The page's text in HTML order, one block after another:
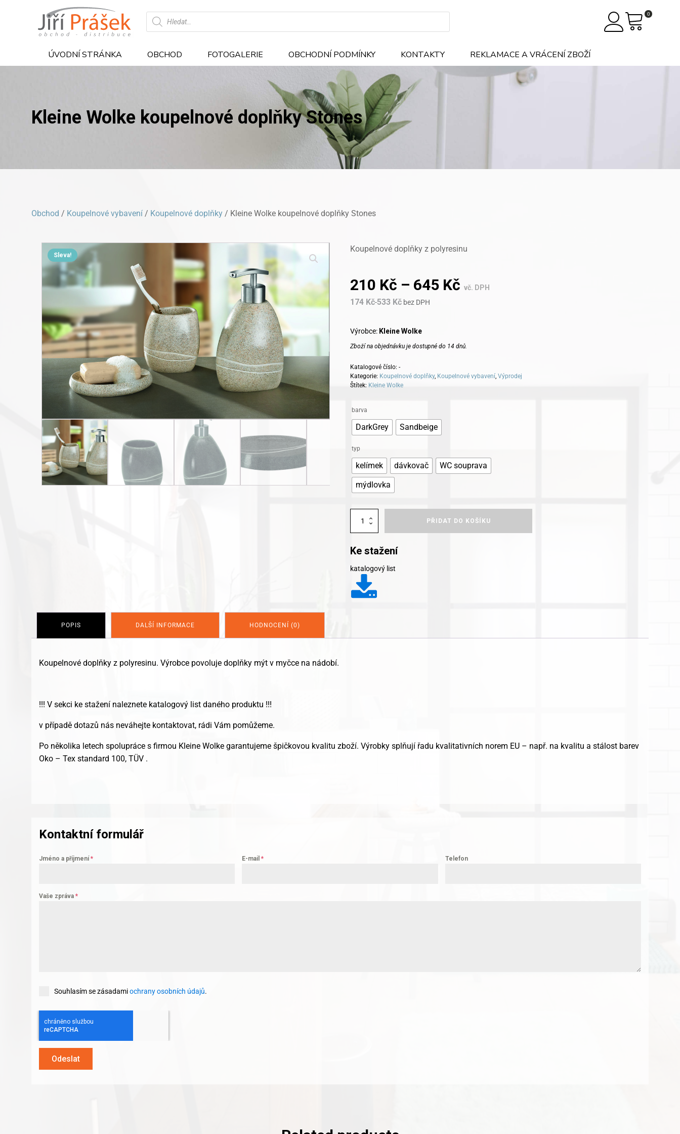
Products
search
0
ÚVODNÍ STRÁNKA OBCHOD FOTOGALERIE OBCHODNÍ PODMÍNKY KONTAKTY REKLAMACE A VRÁCENÍ ZBOŽÍ
Kleine Wolke koupelnové doplňky Stones
Obchod / Koupelnové vybavení / Koupelnové doplňky / Kleine Wolke koupelnové doplňky Stones
Sleva!
Koupelnové doplňky z polyresinu
210 Kč – 645 Kč vč. DPH
174 Kč-533 Kč bez DPH
Výrobce: Kleine Wolke
Zboží na objednávku je dostupné do 14 dnů.
Katalogové číslo: -
Kategorie: Koupelnové doplňky, Koupelnové vybavení, Výprodej
Štítek: Kleine Wolke
barva
DarkGrey Sandbeige
typ
kelímek dávkovač
WC souprava
mýdlovka
Kleine
Stones
PŘIDAT DO KOŠÍKU
Ke stažení
katalogový list
POPIS DALŠÍ INFORMACE HODNOCENÍ (0)
Koupelnové doplňky z polyresinu. Výrobce povoluje doplňky mýt v myčce na nádobí.
!!! V sekci ke stažení naleznete katalogový list daného produktu !!!
v případě dotazů nás neváhejte kontaktovat, rádi Vám pomůžeme.
Po několika letech spolupráce s firmou Kleine Wolke garantujeme špičkovou kvalitu zboží. Výrobky splňují řadu kvalitativních norem EU – např. na kvalitu a stálost barev
Oko – Tex standard 100, TÜV .
Kontaktní formulář
Jméno a příjmení * E-mail* Telefon
Vaše zpráva *
Souhlasím se zásadamiochrany osobních údajů.
Odeslat